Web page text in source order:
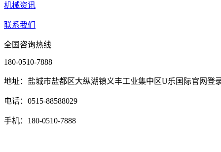
机械资讯
联系我们
全国咨询热线
180-0510-7888
地址：盐城市盐都区大纵湖镇义丰工业集中区U乐国际官网登
电话：0515-88588029
手机：180-0510-7888